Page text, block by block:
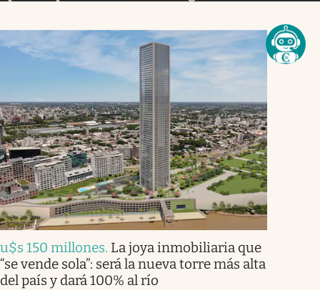
u$s 150 millones. La joya inmobiliaria que
“se vende sola”: será la nueva torre más alta
del país y dará 100% al río